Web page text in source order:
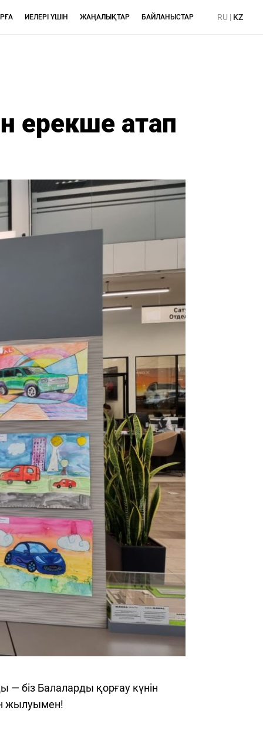
ИЕЛЕРІ ҮШІН ЖАҢАЛЫҚТАР БАЙЛАНЫСТАР RU | KZ
ерекше атап
— біз Балаларды қорғау күнін
жылуымен!